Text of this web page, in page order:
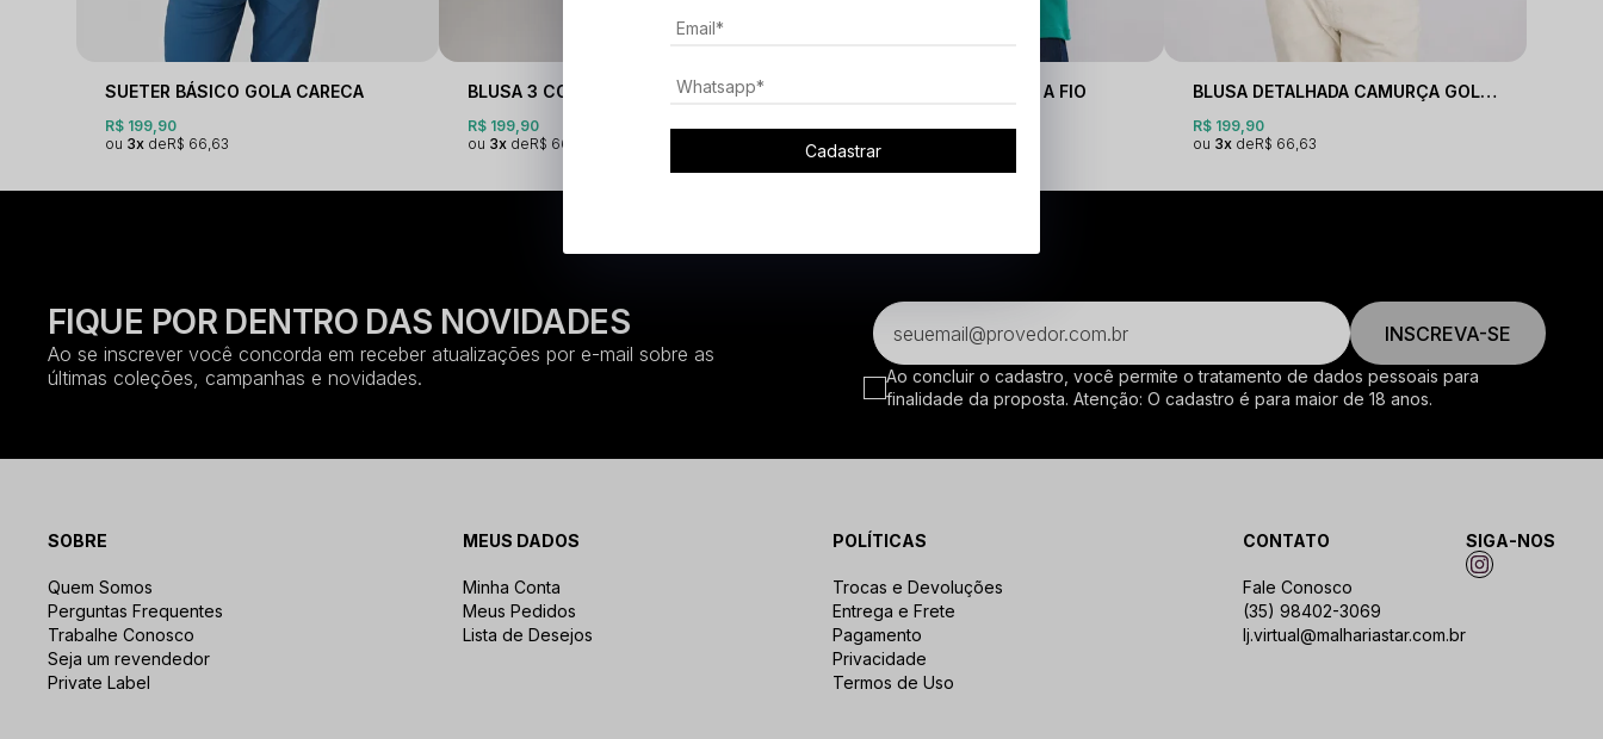
SUETER BÁSICO GOLA CARECA
R$ 199,90
3x
R$ 66,63
BLUSA 3 CORES GOLA O
R$ 199,90
3x
R$ 66,63
BLUSA C/ DETALHE GOLA A FIO
R$ 219,90
3x
BLUSA DETALHADA CAMURÇA GOLA O
R$ 199,90
3x
R$ 66,63
FIQUE POR DENTRO DAS NOVIDADES
Ao se inscrever você concorda em receber atualizações por e-mail sobre as
últimas coleções, campanhas e novidades.
INSCREVA-SE
Ao concluir o cadastro, você permite o tratamento de dados pessoais para
finalidade da proposta. Atenção: O cadastro é para maior de 18 anos.
SOBRE
Quem Somos
Perguntas Frequentes
Trabalhe Conosco
Seja um revendedor
Private Label
MEUS DADOS
Minha Conta
Meus Pedidos
Lista de Desejos
POLÍTICAS
Trocas e Devoluções
Entrega e Frete
Pagamento
Privacidade
Termos de Uso
CONTATO
Fale Conosco
(35) 98402-3069
lj.virtual@malhariastar.com.br
SIGA-NOS
Cadastrar